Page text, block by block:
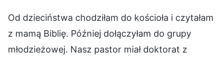
Od dzieciństwa chodziłam do kościoła i czytałam
z mamą Biblię. Później dołączyłam do grupy
młodzieżowej. Nasz pastor miał doktorat z